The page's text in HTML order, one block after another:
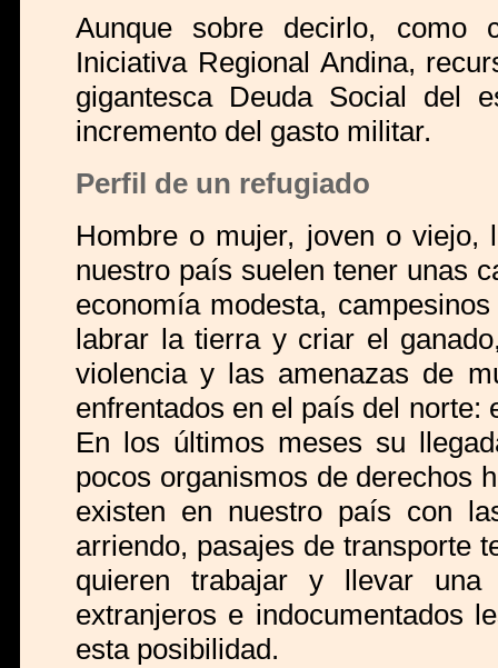
Aunque sobre decirlo, como
Iniciativa Regional Andina,
gigantesca Deuda Social del
incremento del gasto militar.
Perfil de un refugiado
Hombre o mujer, joven o viejo,
nuestro país suelen tener unas
economía modesta,
labrar la tierra y criar el
violencia y las amenazas de
enfrentados en el país del
En los últimos meses su
pocos organismos de derechos
existen en nuestro país con
arriendo, pasajes de transporte
quieren trabajar y llevar
extranjeros e indocumentados
esta posibilidad.